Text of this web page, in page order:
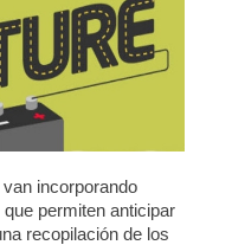
incorporando
permiten anticipar
recopilación de los